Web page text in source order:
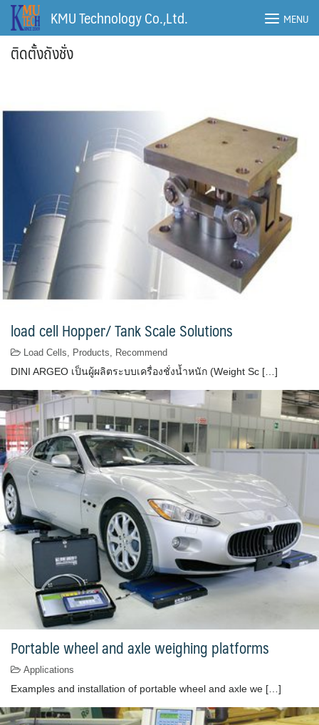
Skip
content
KMU Technology Co.,Ltd. MENU
ติดตั้งถังชั่ง
load cell Hopper/ Tank Scale Solutions
Load Cells, Products, Recommend
DINI ARGEO เป็นผู้ผลิตระบบเครื่องชั่งน้ำหนัก (Weight Sc […]
Portable wheel and axle weighing platforms
Applications
Examples and installation of portable wheel and axle we […]